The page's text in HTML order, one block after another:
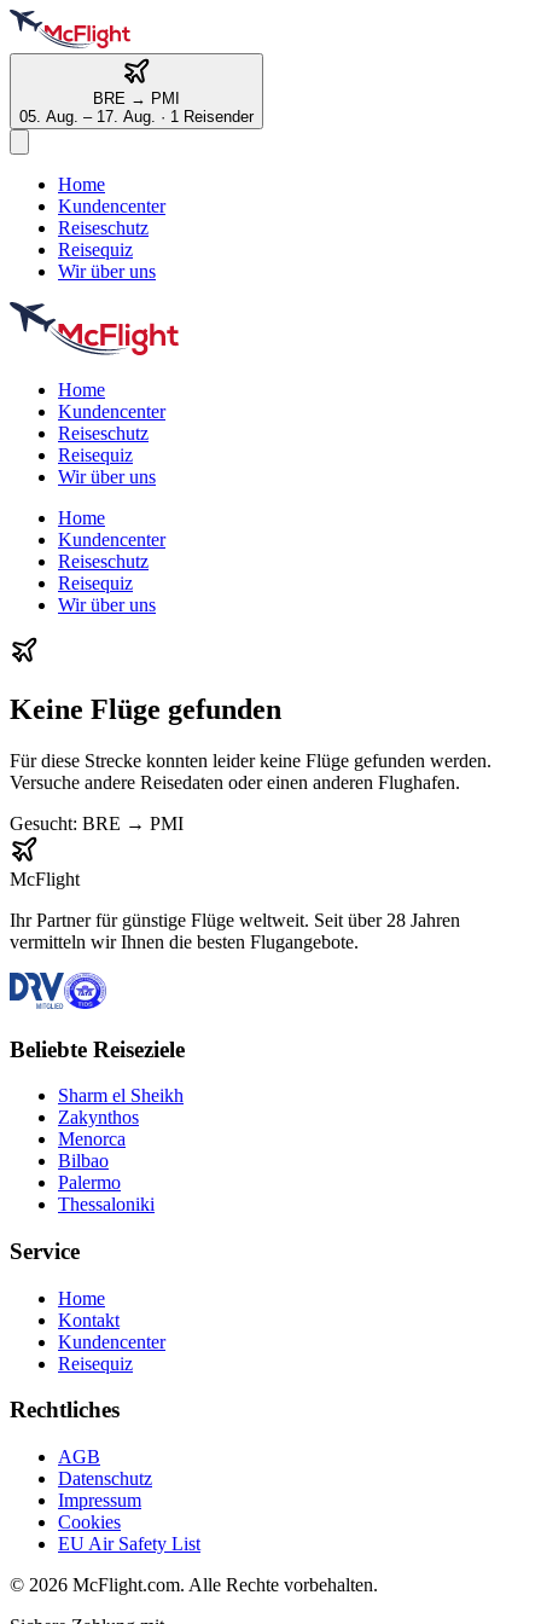
BRE → PMI
05. Aug. – 17. Aug. · 1 Reisender
Home
Kundencenter
Reiseschutz
Reisequiz
Wir über uns
Home
Kundencenter
Reiseschutz
Reisequiz
Wir über uns
Home
Kundencenter
Reiseschutz
Reisequiz
Wir über uns
Keine Flüge gefunden
Für diese Strecke konnten leider keine Flüge gefunden werden.
Versuche andere Reisedaten oder einen anderen Flughafen.
Gesucht: BRE → PMI
McFlight
Ihr Partner für günstige Flüge weltweit. Seit über 28 Jahren
vermitteln wir Ihnen die besten Flugangebote.
Beliebte Reiseziele
Sharm el Sheikh
Zakynthos
Menorca
Bilbao
Palermo
Thessaloniki
Service
Home
Kontakt
Kundencenter
Reisequiz
Rechtliches
AGB
Datenschutz
Impressum
Cookies
EU Air Safety List
© 2026 McFlight.com. Alle Rechte vorbehalten.